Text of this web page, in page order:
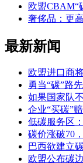
欧盟CBAM“
奢侈品：更
最新新闻
欧盟进口商
勇当“碳”路
如果国家队
企业“买碳”
低碳服务区
碳价涨破70
巴西欲建立
欧盟公布碳